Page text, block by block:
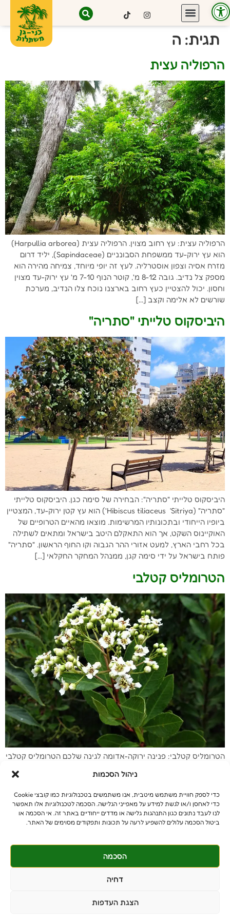
ניהול הסכמות
כדי לספק חוויית משתמש מיטבית, אנו משתמשים בטכנולוגיות כמו קובצי Cookie
כדי לאחסן ו/או לגשת למידע על מאפייני הגלישה. הסכמה לטכנולוגיות אלו תאפשר
לנו לעבד נתונים כגון התנהגות גלישה או מדדים ייחודיים באתר זה. אי הסכמה או
ביטול הסכמה עלולים להשפיע לרעה על תכונות ותפקודים מסוימים של האתר.
הסכמה
דחיה
הצגת העדפות
תגית: ה
הרפוליה עצית
הרפוליה עצית: עץ רחוב מצוין. הרפוליה עצית (Harpullia arborea)
הוא עץ ירוק-עד ממשפחת הסבונניים (Sapindaceae), יליד דרום
מזרח אסיה וצפון אוסטרליה. לעץ זה יופי מיוחד, צמיחה מהירה הוא
מספק צל נדיב. גובה 8-12 מ', קוטר הנוף 7-10 מ' עץ ירוק-עד מצוין
וחסון. יכול להצטיין כעץ רחוב בארצנו נוכח צלו הנדיב, מערכת
שורשים לא אלימה וקצב […]
היביסקוס טלייתי "סתריה"
היביסקוס טלייתי "סתריה": הבחירה של סימה כגן. היביסקוס טלייתי
"סתריה" (Hibiscus tiliaceus ‘Sitriya') הוא עץ קטן ירוק-עד, המצטיין
ביופיו הייחודי ובתכונותיו המרשימות. מוצאו מהאיים הטרופיים של
האוקיינוס השקט, אך הוא התאקלם היטב בישראל ומתאים לשתילה
בכל רחבי הארץ, למעט אזורי ההר הגבוה וקו החוף הראשון. "סתריה"
פותח בישראל על ידי סימה קגן, ממנהל המחקר החקלאי […]
הטרומליס קטלבי
הטרומליס קטלבי: פנינה ירוקה-אדומה לגינה שלכם הטרומליס קטלבי
נושאי פרות יפהפיים בתקופת החורף. מזכיר את עץ הקטלב
התבגרותו. קוטר הנוף 4-5 מ' עץ קטן/ שיח גדול ירוק-עד. ניתן לעצב
על כמה גזעים או על גזע […]
© כל הזכויות שמורות
קבלנים - 052-639-4106